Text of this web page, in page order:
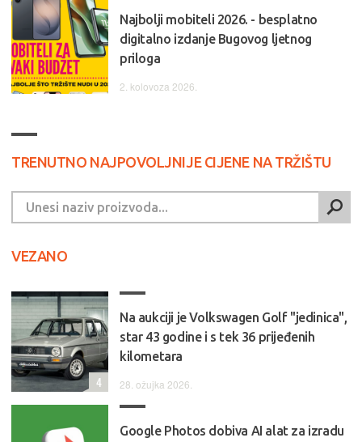
Najbolji mobiteli 2026. - besplatno
digitalno izdanje Bugovog ljetnog
priloga
2. kolovoza 2026.
TRENUTNO NAJPOVOLJNIJE CIJENE NA TRŽIŠTU
VEZANO
Na aukciji je Volkswagen Golf "jedinica",
star 43 godine i s tek 36 prijeđenih
kilometara
28. ožujka 2026.
4
Google Photos dobiva AI alat za izradu